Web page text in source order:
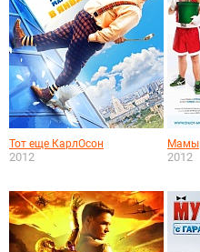
Тот еще КарлОсон
2012
Мамы
2012